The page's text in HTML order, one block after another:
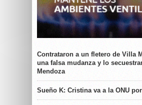
Contrataron a un fletero de Villa
una falsa mudanza y lo
Mendoza
Sueño K: Cristina va a la ONU